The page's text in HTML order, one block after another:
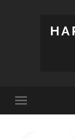
Toggle
mobile